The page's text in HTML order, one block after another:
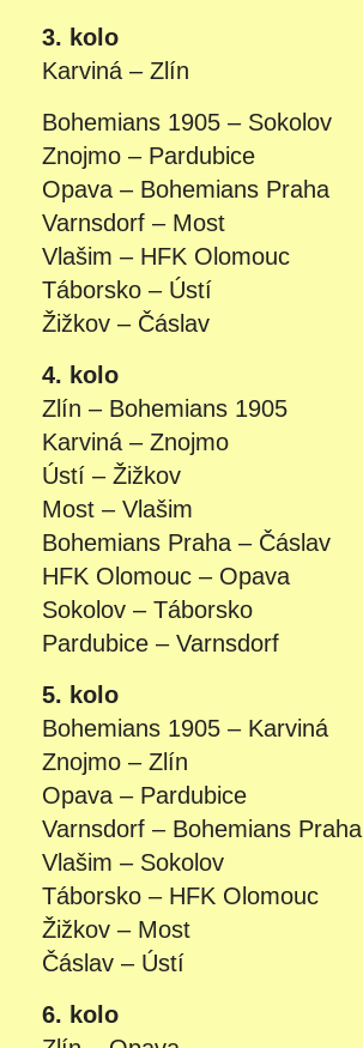
3. kolo
Karviná – Zlín
Bohemians 1905 – Sokolov
Znojmo – Pardubice
Opava – Bohemians Praha
Varnsdorf – Most
Vlašim – HFK Olomouc
Táborsko – Ústí
Žižkov – Čáslav
4. kolo
Zlín – Bohemians 1905
Karviná – Znojmo
Ústí – Žižkov
Most – Vlašim
Bohemians Praha – Čáslav
HFK Olomouc – Opava
Sokolov – Táborsko
Pardubice – Varnsdorf
5. kolo
Bohemians 1905 – Karviná
Znojmo – Zlín
Opava – Pardubice
Varnsdorf – Bohemians Praha
Vlašim – Sokolov
Táborsko – HFK Olomouc
Žižkov – Most
Čáslav – Ústí
6. kolo